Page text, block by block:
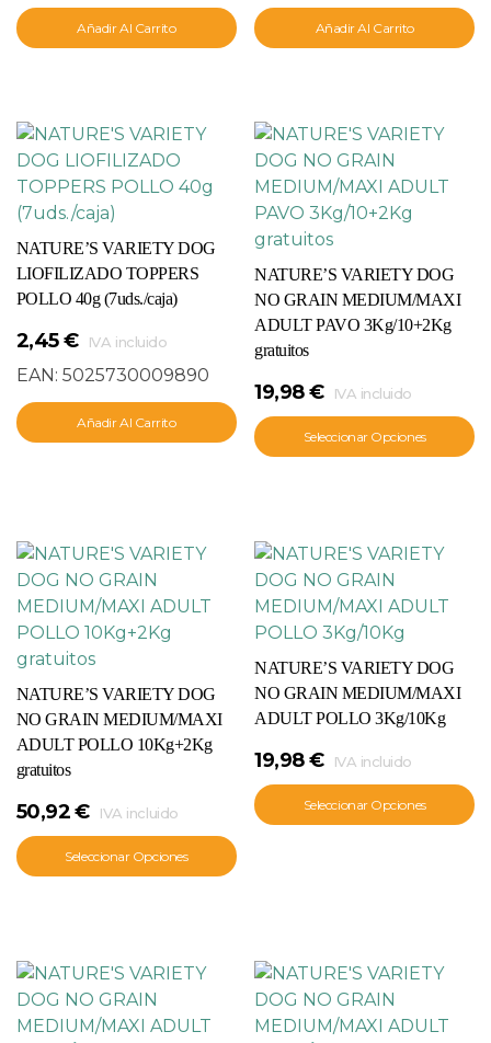
Añadir Al Carrito Añadir Al Carrito
NATURE’S VARIETY DOG
LIOFILIZADO TOPPERS
POLLO 40g (7uds./caja)
2,45€ IVA incluido
EAN: 5025730009890
Añadir Al Carrito
NATURE’S VARIETY DOG
NO GRAIN MEDIUM/MAXI
ADULT PAVO 3Kg/10+2Kg
gratuitos
19,98€ IVA incluido
Seleccionar Opciones
NATURE’S VARIETY DOG
NO GRAIN MEDIUM/MAXI
ADULT POLLO 10Kg+2Kg
gratuitos
50,92€ IVA incluido
Seleccionar Opciones
NATURE’S VARIETY DOG
NO GRAIN MEDIUM/MAXI
ADULT POLLO 3Kg/10Kg
19,98€ IVA incluido
Seleccionar Opciones